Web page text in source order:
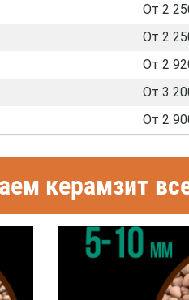
От 2
От 2
От 2
От 3
От 2
керамзит